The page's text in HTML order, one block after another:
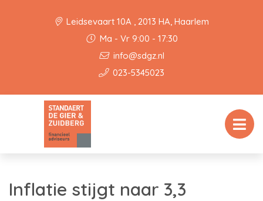
Leidsevaart 10A , 2013 HA, Haarlem
Ma - Vr 9:00 - 17:30
info@sdgz.nl
023-5345023
Inflatie stijgt naar 3,3